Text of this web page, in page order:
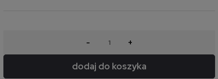
- +
dodaj do koszyka